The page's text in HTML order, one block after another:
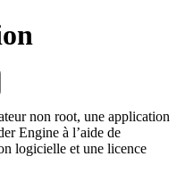
non root, une application
Engine à l’aide de
logicielle et une licence